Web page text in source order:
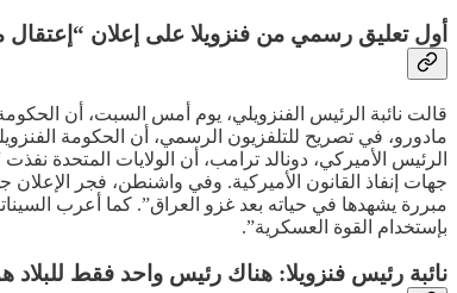
أول تعليق رسمي من فنزويلا على إعلان “إعتقال
قالت نائبة الرئيس الفنزويلي، يوم أمس السبت، أن
مادورو، في تصريح للتلفزيون الرسمي، أن الحكومة
الرئيس الأميركي، دونالد ترامب، أن الولايات المتحدة
جهات إنفاذ القانون الأميركية. وفي واشنطن، فجر الإعلان
مبررة يشهدها في حياته بعد غزو العراق”. كما أعرب
بإستخدام القوة العسكرية”.
نائبة رئيس فنزويلا: هناك رئيس واحد فقط للبلاد